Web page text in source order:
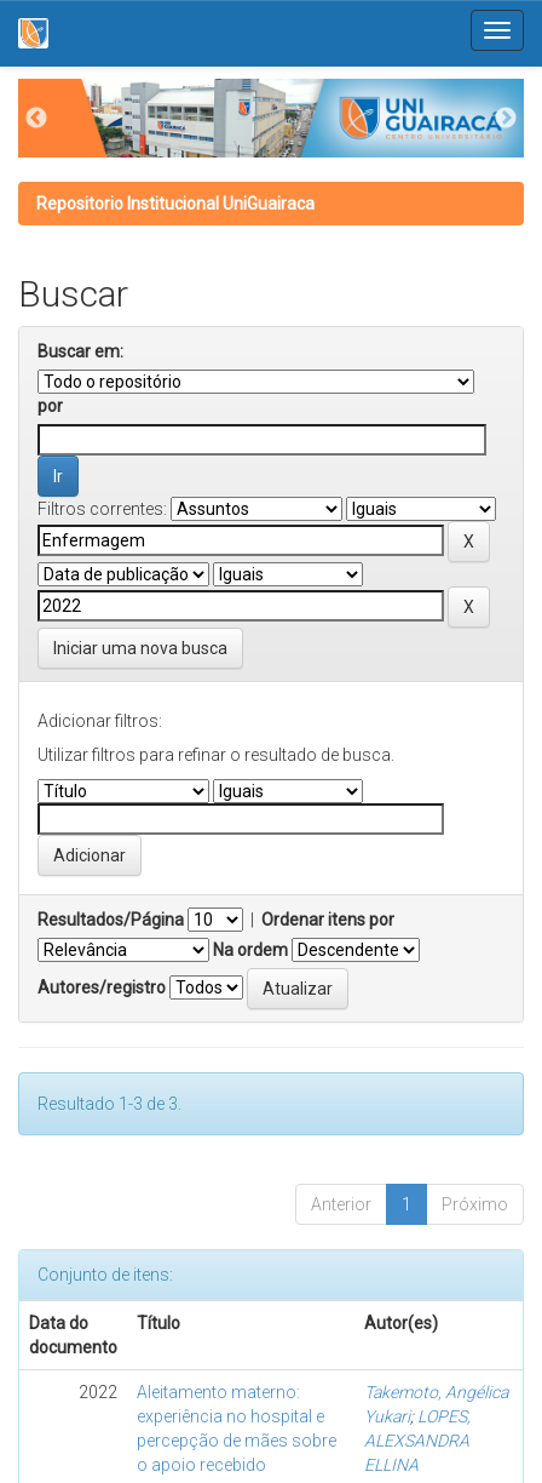
navigation
Repositorio Institucional UniGuairaca
Buscar
Buscar em:
por
Filtros correntes:
Iniciar uma nova busca
Adicionar filtros:
Utilizar filtros para refinar o resultado de busca.
Resultados/Página
Ordenar itens por
Na ordem
Autores/registro
Resultado 1-3 de 3.
Anterior 1 Próximo
Conjunto de itens:
Data do
documento
Título Autor(es)
2022
Aleitamento materno:
experiência no hospital e
percepção de mães sobre
o apoio recebido
Takemoto, Angélica
Yukari;LOPES,
ALEXSANDRA
ELLINA